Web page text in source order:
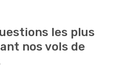
les plus
nos vols de